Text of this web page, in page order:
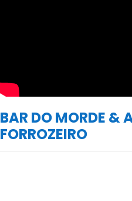
BAR DO MORDE &
FORROZEIRO